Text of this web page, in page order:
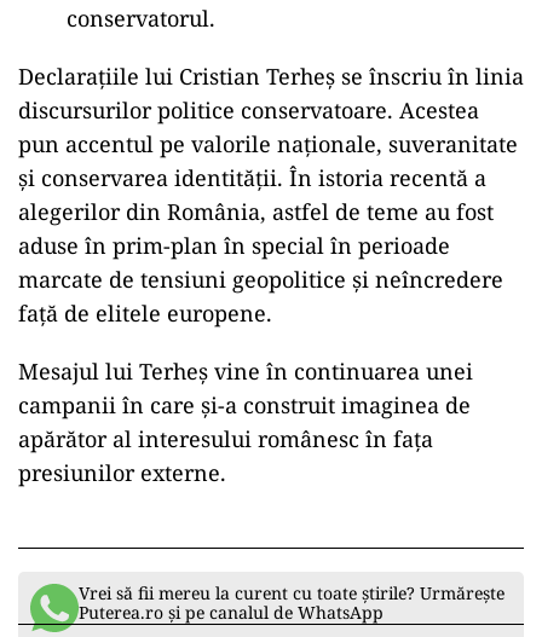
conservatorul.
Declarațiile lui Cristian Terheș se înscriu în linia
discursurilor politice conservatoare. Acestea
pun accentul pe valorile naționale, suveranitate
și conservarea identității. În istoria recentă a
alegerilor din România, astfel de teme au fost
aduse în prim-plan în special în perioade
marcate de tensiuni geopolitice și neîncredere
față de elitele europene.
Mesajul lui Terheș vine în continuarea unei
campanii în care și-a construit imaginea de
apărător al interesului românesc în fața
presiunilor externe.
Vrei să fii mereu la curent cu toate știrile? Urmărește
Puterea.ro și pe canalul de WhatsApp